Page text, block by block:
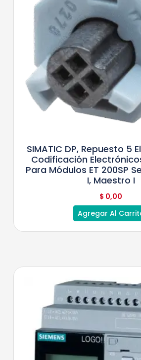
SIMATIC DP, Repuesto 5
Codificación
Para Módulos ET 200SP
I, Maestro I
$ 0,00
Agregar Al